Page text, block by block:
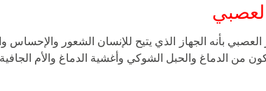
بأنه الجهاز الذي يتيح للإنسان الشعور
من الدماغ والحبل الشوكي وأغشية الدماغ والأم